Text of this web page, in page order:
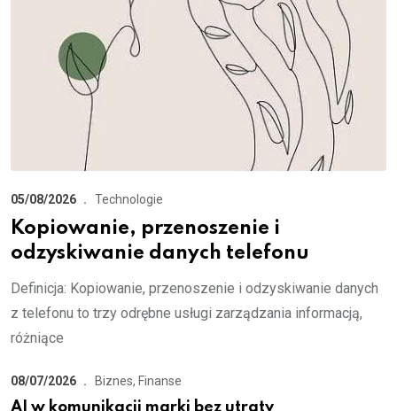
05/08/2026 Technologie
Kopiowanie, przenoszenie i
odzyskiwanie danych telefonu
Definicja: Kopiowanie, przenoszenie i odzyskiwanie danych
z telefonu to trzy odrębne usługi zarządzania informacją,
różniące
08/07/2026 Biznes, Finanse
AI w komunikacji marki bez utraty